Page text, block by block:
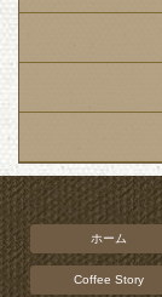
ホーム
Coffee Story